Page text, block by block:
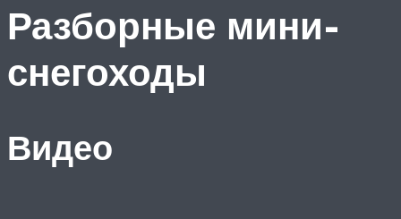
Разборные мини-
снегоходы
Видео